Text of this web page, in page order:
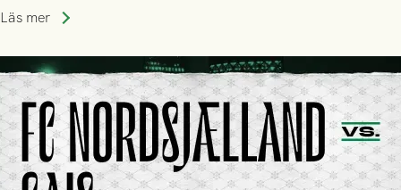
Park! Fredrik Holmberg och ledarstaben har tagit ut följande
Läs mer